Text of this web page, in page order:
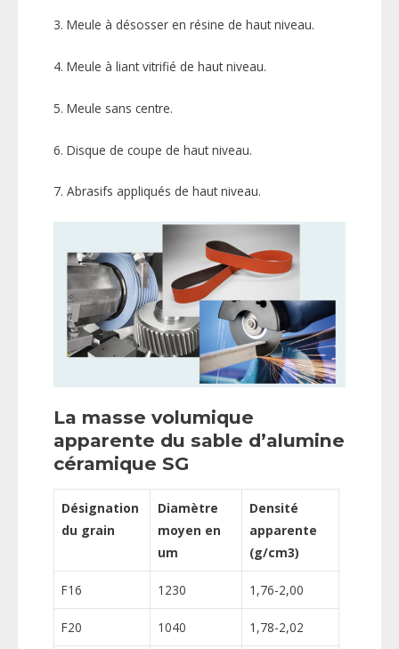
3. Meule à désosser en résine de haut niveau.
4. Meule à liant vitrifié de haut niveau.
5. Meule sans centre.
6. Disque de coupe de haut niveau.
7. Abrasifs appliqués de haut niveau.
La masse volumique
apparente du sable d’alumine
céramique SG
Désignation
du grain
Diamètre
moyen en
um
Densité
apparente
(g/cm3)
F16 1230 1,76-2,00
F20 1040 1,78-2,02